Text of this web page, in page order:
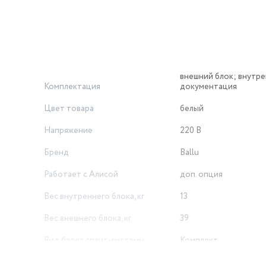
Комплектация
внешний блок;
документация
Цвет товара
белый
Напряжение
220 В
Бренд
Ballu
Работает с Алисой
доп. опция
Вес внутреннего блока, кг
13
Вес внешнего блока, кг
39
Комплект